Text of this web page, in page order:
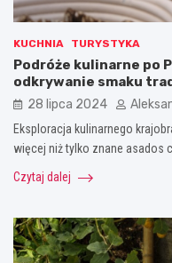
KUCHNIA TURYSTYKA
Podróże kulinarne po
odkrywanie smaku
28 lipca 2024
Eksploracja kulinarnego
więcej niż tylko znane asados
Czytaj dalej